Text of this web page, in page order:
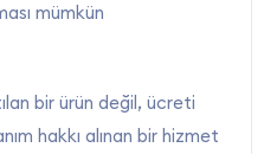
mümkün
bir ürün değil, ücreti
hakkı alınan bir hizmet